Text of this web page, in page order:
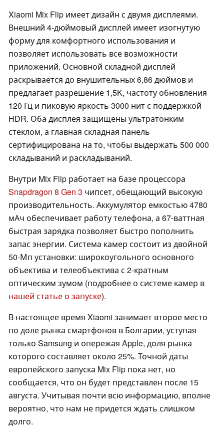
Xiaomi Mix Flip имеет дизайн с двумя дисплеями.
Внешний 4-дюймовый дисплей имеет изогнутую
форму для комфортного использования и
позволяет использовать все возможности
приложений. Основной складной дисплей
раскрывается до внушительных 6,86 дюймов и
предлагает разрешение 1,5K, частоту обновления
120 Гц и пиковую яркость 3000 нит с поддержкой
HDR. Оба дисплея защищены ультратонким
стеклом, а главная складная панель
сертифицирована на то, чтобы выдержать 500 000
складываний и раскладываний.
Внутри Mix Flip работает на базе процессора
Snapdragon 8 Gen 3 чипсет, обещающий высокую
производительность. Аккумулятор емкостью 4780
мАч обеспечивает работу телефона, а 67-ваттная
быстрая зарядка позволяет быстро пополнить
запас энергии. Система камер состоит из двойной
50-Мп установки: широкоугольного основного
объектива и телеобъектива с 2-кратным
оптическим зумом (подробнее о системе камер в
нашей статье о запуске).
В настоящее время Xiaomi занимает второе место
по доле рынка смартфонов в Болгарии, уступая
только Samsung и опережая Apple, доля рынка
которого составляет около 25%. Точной даты
европейского запуска Mix Flip пока нет, но
сообщается, что он будет представлен после 15
августа. Учитывая почти всю информацию, вполне
вероятно, что нам не придется ждать слишком
долго.